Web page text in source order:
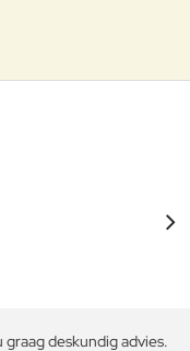
deskundig advies.